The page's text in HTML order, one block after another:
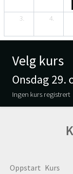
3. 4.
Velg kurs
Onsdag 29.
Ingen kurs registrert
Oppstart Kurs